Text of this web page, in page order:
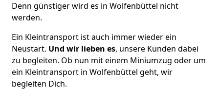
Denn günstiger wird es in Wolfenbüttel nicht
werden.
Ein Kleintransport ist auch immer wieder ein
Neustart. Und wir lieben es, unsere Kunden dabei
zu begleiten. Ob nun mit einem Miniumzug oder um
ein Kleintransport in Wolfenbüttel geht, wir
begleiten Dich.